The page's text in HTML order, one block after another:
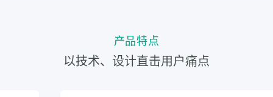
产品特点
以技术、设计直击用户痛点